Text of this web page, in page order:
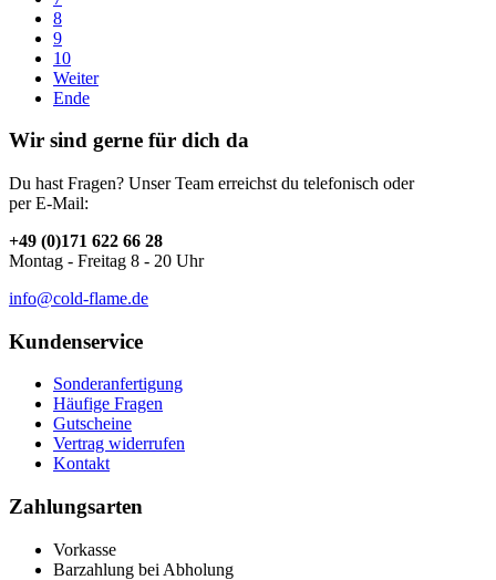
8
9
10
Weiter
Ende
Wir sind gerne für dich da
Du hast Fragen? Unser Team erreichst du telefonisch oder
per E-Mail:
+49 (0)171 622 66 28
Montag - Freitag 8 - 20 Uhr
info@cold-flame.de
Kundenservice
Sonderanfertigung
Häufige Fragen
Gutscheine
Vertrag widerrufen
Kontakt
Zahlungsarten
Vorkasse
Barzahlung bei Abholung